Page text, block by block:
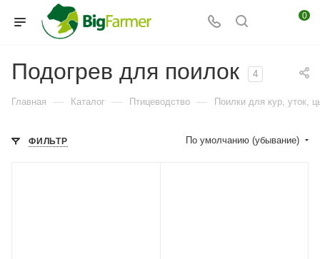
0
Подогрев для поилок 4
Главная — Каталог — Птицеводство — Поилки для кур, уток,
ФИЛЬТР По умолчанию (убывание)